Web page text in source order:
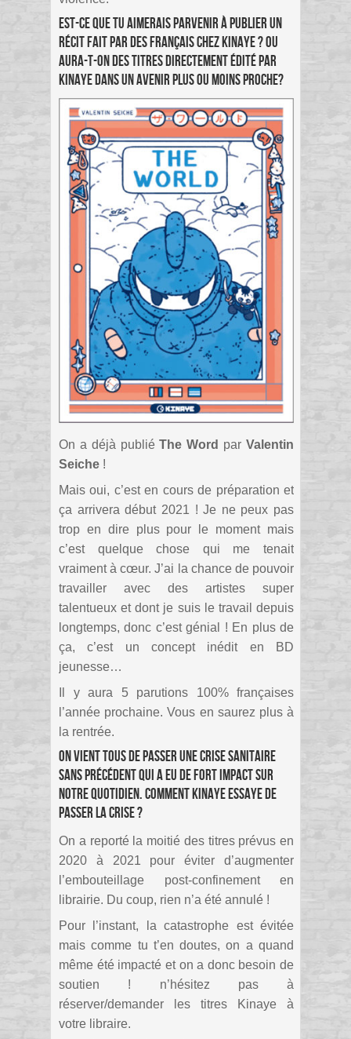
Est-ce que tu aimerais parvenir à publier un
récit fait par des français chez Kinaye ? Ou
aura-t-on des titres directement édité par
Kinaye dans un avenir plus ou moins proche?
On a déjà publiéThe Word par Valentin
Seiche !
Mais oui, c’est en cours de préparation et
ça arrivera début 2021 ! Je ne peux pas
trop en dire plus pour le moment mais
c’est quelque chose qui me tenait
vraiment à cœur. J’ai la chance de pouvoir
travailler avec des artistes super
talentueux et dont je suis le travail depuis
longtemps, donc c’est génial ! En plus de
ça, c’est un concept inédit en BD
jeunesse…
Il y aura 5 parutions 100% françaises
l’année prochaine. Vous en saurez plus à
la rentrée.
On vient tous de passer une crise sanitaire
sans précédent qui a eu de fort impact sur
notre quotidien. Comment Kinaye essaye de
passer la crise ?
On a reporté la moitié des titres prévus en
2020 à 2021 pour éviter d’augmenter
l’embouteillage post-confinement en
librairie. Du coup, rien n’a été annulé !
Pour l’instant, la catastrophe est évitée
mais comme tu t’en doutes, on a quand
même été impacté et on a donc besoin de
soutien ! n’hésitez pas à
réserver/demander les titres Kinaye à
votre libraire.